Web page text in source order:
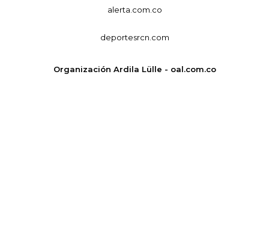
alerta.com.co
deportesrcn.com
Organización Ardila Lülle - oal.com.co